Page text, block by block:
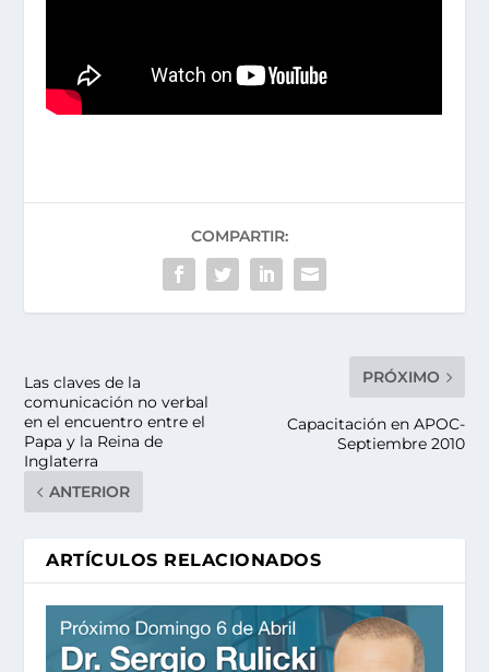
COMPARTIR:
Las claves de la
comunicación no verbal
en el encuentro entre el
Papa y la Reina de
Inglaterra
ANTERIOR
PRÓXIMO
Capacitación en APOC-
Septiembre 2010
ARTÍCULOS RELACIONADOS